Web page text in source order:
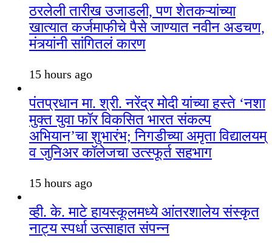
ठरलेली तारीख उजाडली, पण शेतकऱ्यांच्या
खात्यात कर्जमाफीचे पैसे जाण्यात नवीन अडचण,
मंत्र्यांनी सांगितलं कारण
15 hours ago
पंतप्रधान मा. श्री. नरेंद्र मोदी यांच्या हस्ते ‘नशा
मुक्त युवा फॉर विकसित भारत संकल्प
अभियान’चा शुभारंभ; निगडीच्या अमृता विद्यालयम्
व जुनिअर कॉलेजचा उत्स्फूर्त सहभाग
15 hours ago
व्ही. के. माटे हायस्कूलमध्ये आंतरशालेय संस्कृत
नाट्य स्पर्धा उत्साहात संपन्न